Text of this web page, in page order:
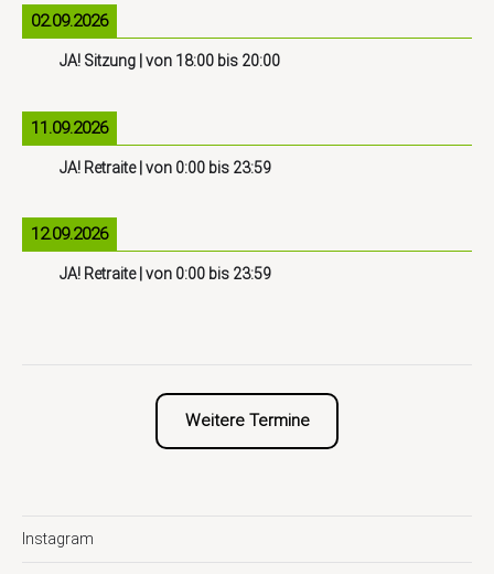
02.09.2026
JA! Sitzung | von 18:00 bis 20:00
11.09.2026
JA! Retraite| von 0:00 bis 23:59
12.09.2026
JA! Retraite| von 0:00 bis 23:59
Weitere Termine
Instagram